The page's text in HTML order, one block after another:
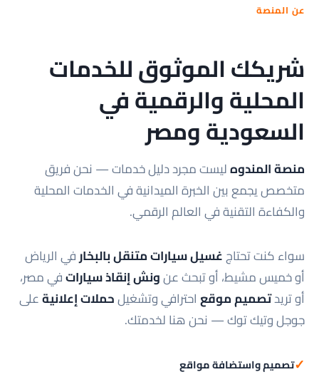
عن المنصة
شريكك الموثوق للخدمات
المحلية والرقمية في
السعودية ومصر
منصة المندوهليست مجرد دليل خدمات — نحن فريق
متخصص يجمع بين الخبرة الميدانية في الخدمات المحلية
والكفاءة التقنية في العالم الرقمي.
سواء كنت تحتاجغسيل سيارات متنقل بالبخارفي الرياض
أو خميس مشيط، أو تبحث عنونش إنقاذ سياراتفي مصر،
أو تريدتصميم موقعاحترافي وتشغيلحملات إعلانيةعلى
جوجل وتيك توك — نحن هنا لخدمتك.
✓تصميم واستضافة مواقع